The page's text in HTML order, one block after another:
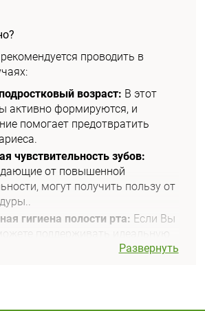
проводить в
подростковый возраст: В этот
активно формируются, и
помогает предотвратить
чувствительность зубов:
от повышенной
могут получить пользу от
гигиена полости рта: Если Вы
Развернуть